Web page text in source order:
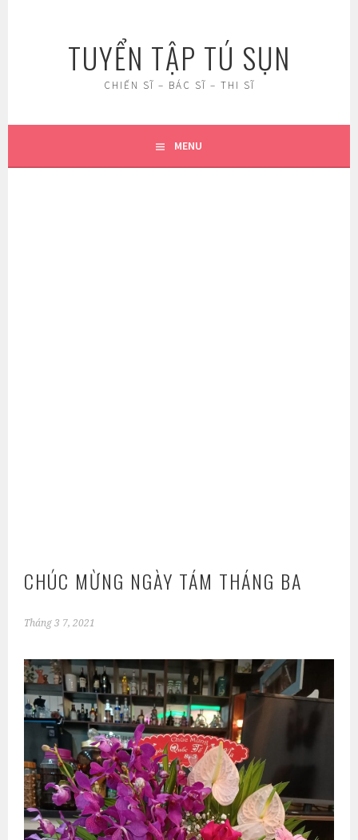
TUYỂN TẬP TÚ SỤN
CHIẾN SĨ – BÁC SĨ – THI SĨ
MENU
CHÚC MỪNG NGÀY TÁM THÁNG BA
Tháng 3 7, 2021